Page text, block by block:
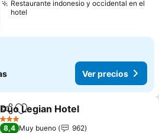
Restaurante indonesio y occidental en el
hotel
Ver precios
CompartirAgregar a favoritos
Duo Legian Hotel
3 Estrellas
8,4 Muy bueno
962